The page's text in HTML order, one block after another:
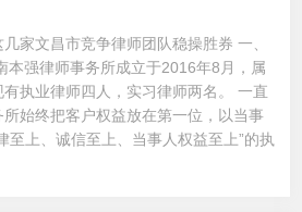
家文昌市竞争律师团队稳操胜券 一、
本强律师事务所成立于2016年8月，属
执业律师四人，实习律师两名。 一直
始终把客户权益放在第一位，以当事
至上、诚信至上、当事人权益至上”的执